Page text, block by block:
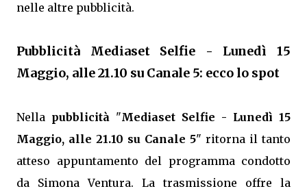
nelle altre pubblicità.
Pubblicità Mediaset Selfie - Lunedì 15
Maggio, alle 21.10 su Canale 5: ecco lo spot
Nella pubblicità "Mediaset Selfie - Lunedì 15
Maggio, alle 21.10 su Canale 5" ritorna il tanto
atteso appuntamento del programma condotto
da Simona Ventura. La trasmissione offre la